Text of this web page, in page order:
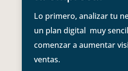
Lo primero, analizar tu
un plan digital muy
comenzar a aumentar
ventas.